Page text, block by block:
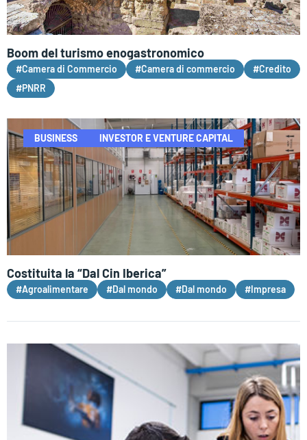
Boom del turismo enogastronomico
#Camera di Commercio #Camera di commercio
#Credito
#PNRR
BUSINESS INVESTOR E VENTURE CAPITAL
Costituita la “Dal Cin Iberica”
#Agroalimentare #Dal mondo #Dal mondo #Impresa